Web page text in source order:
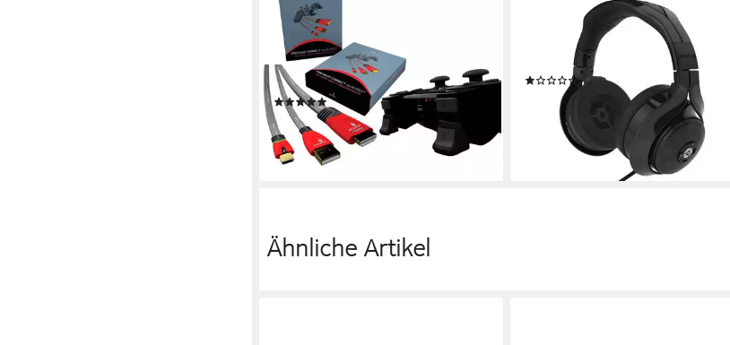
Premium Connect Pack für Sony
PS3 Controller (Ladekabel für
Controller, Port-Erweiterung für
Sony PS3 Slim Konsole)
(1)
7,90 € UVP24,99 €
-68%
lieferbar - in 2-3 Werktagen bei dir
Headset Flow 300 BT Black Gaming-
Headset Zubehör (Bluetooth-
Lautsprechern Headset)
(1)
19,90 € UVP 24,90 €
lieferbar - in 3-4 Werktagen bei dir
Ähnliche Artikel